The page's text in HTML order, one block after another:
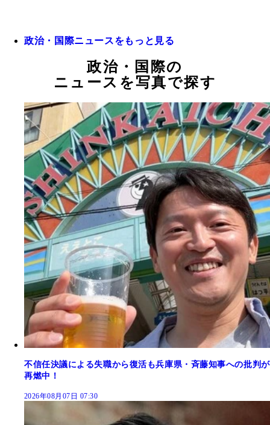
政治・国際ニュースをもっと見る
政治・国際の
ニュースを写真で探す
不信任決議による失職から復活も兵庫県・斉藤知事への批判が
再燃中！
2026年08月07日 07:30